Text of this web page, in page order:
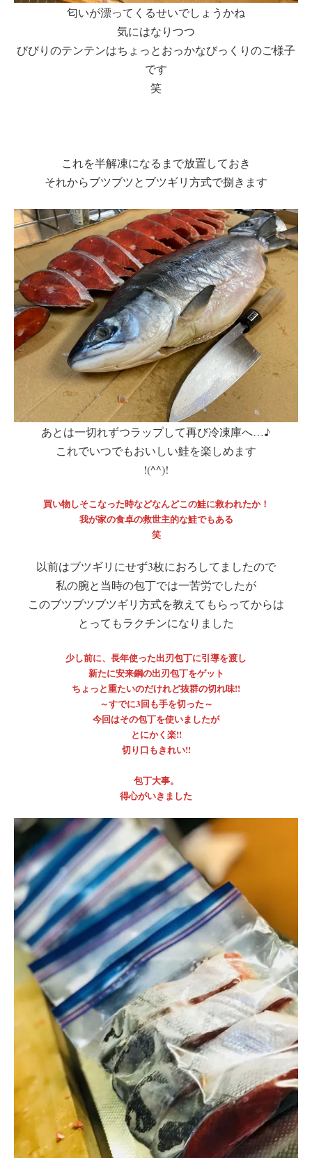
匂いが漂ってくるせいでしょうかね
気にはなりつつ
びびりのテンテンはちょっとおっかなびっくりのご様子
です
笑
これを半解凍になるまで放置しておき
それからブツブツとブツギリ方式で捌きます
あとは一切れずつラップして再び冷凍庫へ…♪
これでいつでもおいしい鮭を楽しめます
!(^^)!
買い物しそこなった時などなんどこの鮭に救われたか！
我が家の食卓の救世主的な鮭でもある
笑
以前はブツギリにせず3枚におろしてましたので
私の腕と当時の包丁では一苦労でしたが
このブツブツブツギリ方式を教えてもらってからは
とってもラクチンになりました
少し前に、長年使った出刃包丁に引導を渡し
新たに安来鋼の出刃包丁をゲット
ちょっと重たいのだけれど抜群の切れ味!!
～すでに3回も手を切った～
今回はその包丁を使いましたが
とにかく楽!!
切り口もきれい!!
包丁大事。
得心がいきました